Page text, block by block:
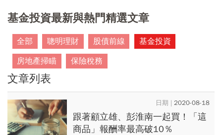
基金投資最新與熱門精選文章
全部 聰明理財 股債前線
基金投資
房地產掃瞄
保險稅務
文章列表
2020-08-18
跟著顧立雄、彭淮南一起買！「這
商品」報酬率最高破10％